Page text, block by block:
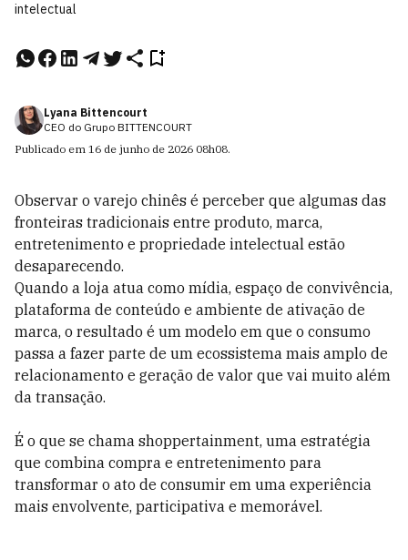
intelectual
Lyana Bittencourt
CEO do Grupo BITTENCOURT
Publicado em 16 de junho de 2026 08h08.
Observar o varejo chinês é perceber que algumas das
fronteiras tradicionais entre produto, marca,
entretenimento e propriedade intelectual estão
desaparecendo.
Quando a loja atua como mídia, espaço de convivência,
plataforma de conteúdo e ambiente de ativação de
marca, o resultado é um modelo em que o consumo
passa a fazer parte de um ecossistema mais amplo de
relacionamento e geração de valor que vai muito além
da transação.
É o que se chama shoppertainment, uma estratégia
que combina compra e entretenimento para
transformar o ato de consumir em uma experiência
mais envolvente, participativa e memorável.